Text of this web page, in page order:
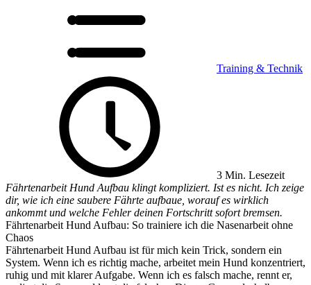
Training & Technik
3 Min. Lesezeit
Fährtenarbeit Hund Aufbau klingt kompliziert. Ist es nicht. Ich zeige
dir, wie ich eine saubere Fährte aufbaue, worauf es wirklich
ankommt und welche Fehler deinen Fortschritt sofort bremsen.
Fährtenarbeit Hund Aufbau: So trainiere ich die Nasenarbeit ohne
Chaos
Fährtenarbeit Hund Aufbau ist für mich kein Trick, sondern ein
System. Wenn ich es richtig mache, arbeitet mein Hund konzentriert,
ruhig und mit klarer Aufgabe. Wenn ich es falsch mache, rennt er,